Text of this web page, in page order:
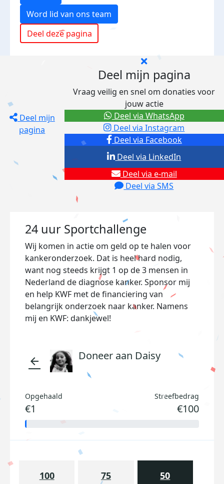
Word lid van ons team
Deel deze pagina
Deel mijn
pagina
Deel mijn pagina
Vraag veilig en snel om donaties voor
jouw actie
Deel via Facebook
Deel via Instagram
Deel via e-mail
Deel via SMS
Deel via LinkedIn
Deel via WhatsApp
24 uur Sportchallenge
Wij komen in actie om geld op te halen voor
kankeronderzoek. Dat is heel hard nodig,
want nog steeds krijgt 1 op de 3 mensen in
Nederland de diagnose kanker. Sponsor mij
en help KWF met de financiering van
belangrijk onderzoek naar kanker. Namens
mij en KWF: dankjewel!
arrow_back Doneer aan Daisy
Opgehaald
€1
Streefbedrag
€100
100 75 50